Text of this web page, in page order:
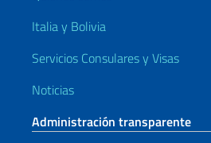
Italia y Bolivia
Servicios Consulares y Visas
Noticias
Administración transparente